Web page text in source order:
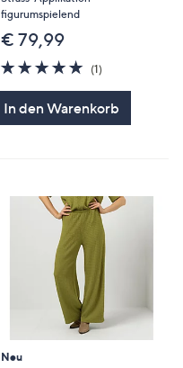
figurumspielend
€ 79,99
5.0
von
(1)
In den Warenkorb
Neu